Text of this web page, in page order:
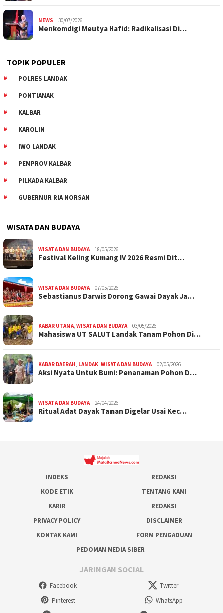
NEWS 30/07/2026
Menkomdigi Meutya Hafid: Radikalisasi Di…
TOPIK POPULER
POLRES LANDAK
PONTIANAK
KALBAR
KAROLIN
IWO LANDAK
PEMPROV KALBAR
PILKADA KALBAR
GUBERNUR RIA NORSAN
WISATA DAN BUDAYA
WISATA DAN BUDAYA 18/05/2026
Festival Keling Kumang IV 2026 Resmi Dit…
WISATA DAN BUDAYA 07/05/2026
Sebastianus Darwis Dorong Gawai Dayak Ja…
KABAR UTAMA, WISATA DAN BUDAYA 03/05/2026
Mahasiswa UT SALUT Landak Tanam Pohon Di…
KABAR DAERAH, LANDAK, WISATA DAN BUDAYA 02/05/2026
Aksi Nyata Untuk Bumi: Penanaman Pohon D…
WISATA DAN BUDAYA 24/04/2026
Ritual Adat Dayak Taman Digelar Usai Kec…
INDEKS
REDAKSI
KODE ETIK
TENTANG KAMI
KARIR
REDAKSI
PRIVACY POLICY
DISCLAIMER
KONTAK KAMI
FORM PENGADUAN
PEDOMAN MEDIA SIBER
JARINGAN SOCIAL
Facebook
Twitter
Pinterest
WhatsApp